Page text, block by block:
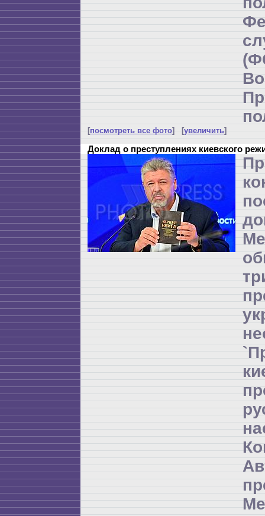
[посмотреть все фото] [увеличить]
Доклад о преступлениях киевского